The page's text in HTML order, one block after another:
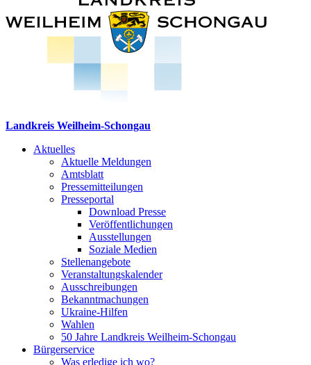
Landkreis Weilheim-Schongau
Aktuelles
Aktuelle Meldungen
Amtsblatt
Pressemitteilungen
Presseportal
Download Presse
Veröffentlichungen
Ausstellungen
Soziale Medien
Stellenangebote
Veranstaltungskalender
Ausschreibungen
Bekanntmachungen
Ukraine-Hilfen
Wahlen
50 Jahre Landkreis Weilheim-Schongau
Bürgerservice
Was erledige ich wo?